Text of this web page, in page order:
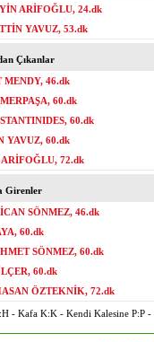
ARİFOĞLU, 24.dk
YAVUZ, 53.dk
Çıkanlar
MENDY, 46.dk
60.dk
60.dk
YAVUZ, 60.dk
72.dk
Girenler
SÖNMEZ, 46.dk
60.dk
SÖNMEZ, 60.dk
60.dk
ÖZTEKNİK, 72.dk
- Kafa K:K - Kendi Kalesine P:P -